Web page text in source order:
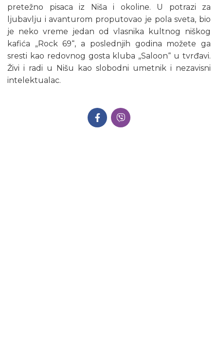
pretežno pisaca iz Niša i okoline. U potrazi za
ljubavlju i avanturom proputovao je pola sveta, bio
je neko vreme jedan od vlasnika kultnog niškog
kafića „Rock 69“, a poslednjih godina možete ga
sresti kao redovnog gosta kluba „Saloon“ u tvrđavi.
Živi i radi u Nišu kao slobodni umetnik i nezavisni
intelektualac.